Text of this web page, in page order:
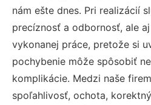
nám ešte dnes. Pri realizácií
precíznosť a odbornosť, ale
vykonanej práce, pretože si
pochybenie môže spôsobiť
komplikácie. Medzi naše
spoľahlivosť, ochota,